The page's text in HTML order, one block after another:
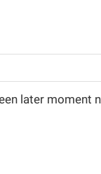
later moment